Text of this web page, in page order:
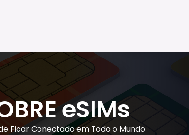
eSIMs
Ficar Conectado em Todo o Mundo